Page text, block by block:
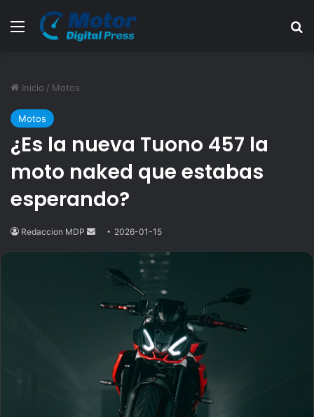
Menú
Inicio / Motos
Motos
¿Es la nueva Tuono 457 la
moto naked que estabas
esperando?
Redaccion MDP
Send2026-01-15